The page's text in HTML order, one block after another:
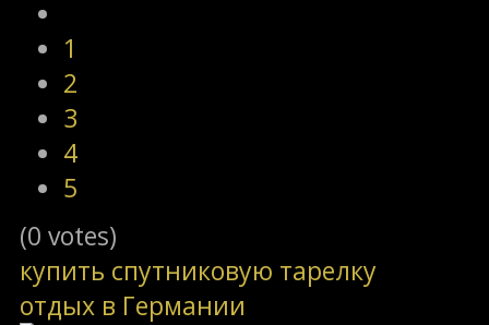
1
2
3
4
5
(0 votes)
купить спутниковую тарелку
отдых в Германии